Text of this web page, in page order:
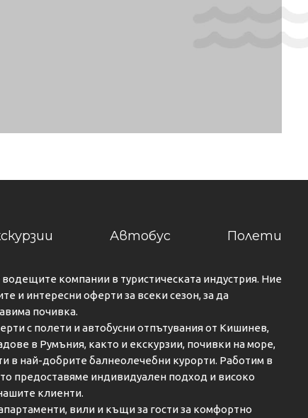
Автобус Полети
компании в туристическата индустрия. Ние
и интересни оферти за всеки сезон, за да
почивка.
с полети и автобусни отпътувания от Кишинев,
в Румъния, както и екскурзии, почивки на море,
в най-добрите балнеолечебни курорти. Работим в
предоставяме индивидуален подход и високо
клиенти.
вили и къщи за гости за комфортно